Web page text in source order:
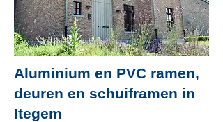
Aluminium en PVC ramen,
deuren en schuiframen in
Itegem